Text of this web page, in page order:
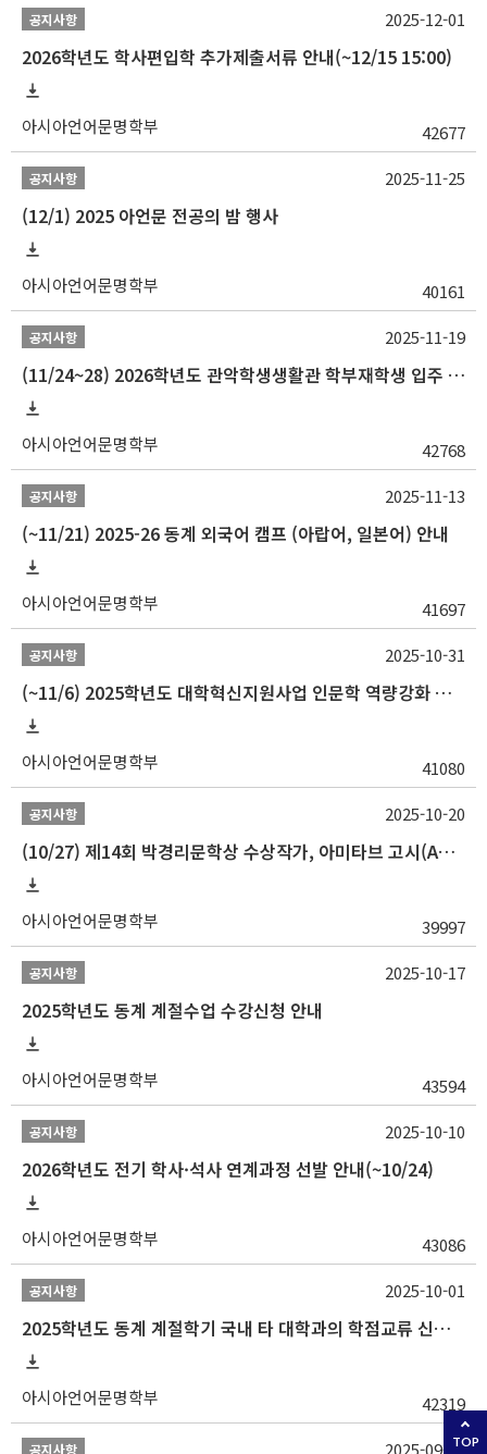
공지사항
2026학년도 학사편입학 추가제출서류 안내(~12/15 15:00)
아시아언어문명학부 42677
2025-12-01
공지사항
(12/1) 2025 아언문 전공의 밤 행사
아시아언어문명학부 40161
2025-11-25
공지사항
(11/24~28) 2026학년도 관악학생생활관 학부재학생 입주 신청 일정 안내
아시아언어문명학부 42768
2025-11-19
공지사항
(~11/21) 2025-26 동계 외국어 캠프 (아랍어, 일본어) 안내
아시아언어문명학부 41697
2025-11-13
공지사항
(~11/6) 2025학년도 대학혁신지원사업 인문학 역량강화 동계 인턴십 참가자 선발 안내
아시아언어문명학부 41080
2025-10-31
공지사항
(10/27) 제14회 박경리문학상 수상작가, 아미타브 고시(Amitav Ghosh) 강연 안내
아시아언어문명학부 39997
2025-10-20
공지사항
2025학년도 동계 계절수업 수강신청 안내
아시아언어문명학부 43594
2025-10-17
공지사항
2026학년도 전기 학사·석사 연계과정 선발 안내(~10/24)
아시아언어문명학부 43086
2025-10-10
공지사항
2025학년도 동계 계절학기 국내 타 대학과의 학점교류 신청 안내
아시아언어문명학부 42319
2025-10-01
공지사항 2025-09-23TOP